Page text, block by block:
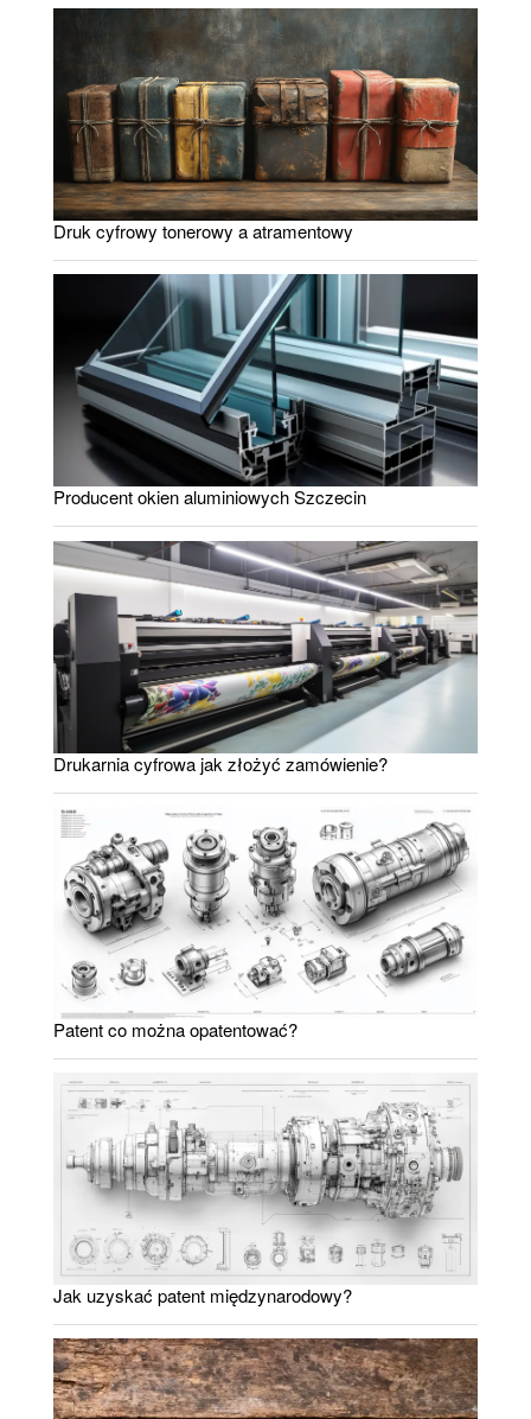
Druk cyfrowy tonerowy a atramentowy
Producent okien aluminiowych Szczecin
Drukarnia cyfrowa jak złożyć zamówienie?
Patent co można opatentować?
Jak uzyskać patent międzynarodowy?